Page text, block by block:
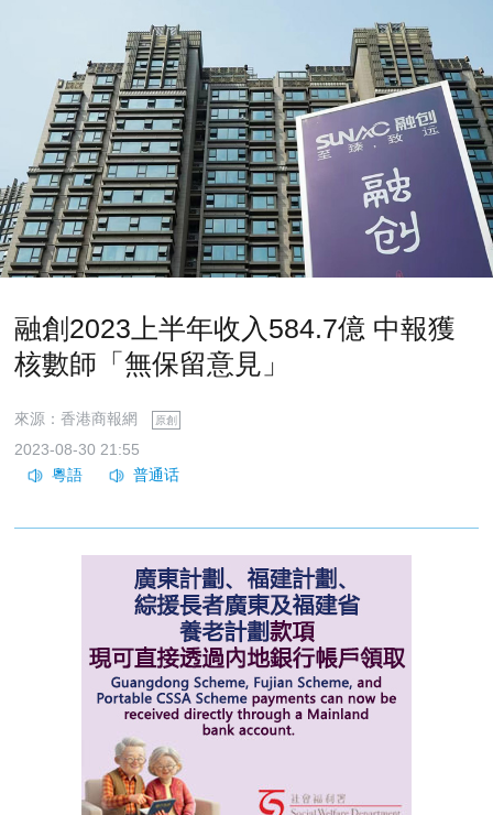
融創2023上半年收入584.7億 中報獲
核數師「無保留意見」
來源：香港商報網 原創
2023-08-30 21:55